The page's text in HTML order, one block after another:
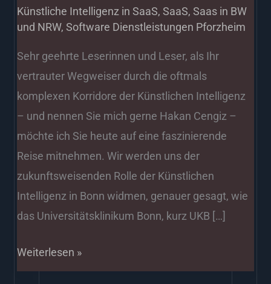
Künstliche Intelligenz in SaaS,SaaS,Saas in BW
und NRW,Software Dienstleistungen Pforzheim
Sehr geehrte Leserinnen und Leser, als Ihr
vertrauter Wegweiser durch die oftmals
komplexen Korridore der Künstlichen Intelligenz
– und nennen Sie mich gerne Hakan Cengiz –
möchte ich Sie heute auf eine faszinierende
Reise mitnehmen. Wir werden uns der
zukunftsweisenden Rolle der Künstlichen
Intelligenz in Bonn widmen, genauer gesagt, wie
das Universitätsklinikum Bonn, kurz UKB […]
Weiterlesen »